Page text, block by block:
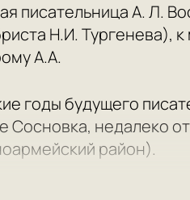
писательница А. Л.
Н.И. Тургенева),
А.А.
годы будущего
Сосновка, недалеко
район).